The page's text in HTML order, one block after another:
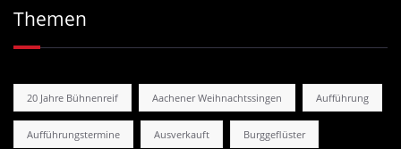
Themen
20 Jahre Bühnenreif Aachener Weihnachtssingen Aufführung
Aufführungstermine Ausverkauft Burggeflüster